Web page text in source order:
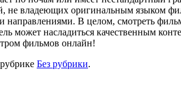
не владеющих оригинальным языком
направлениями. В целом, смотреть
может насладиться качественным
фильмов онлайн!
Без рубрики.